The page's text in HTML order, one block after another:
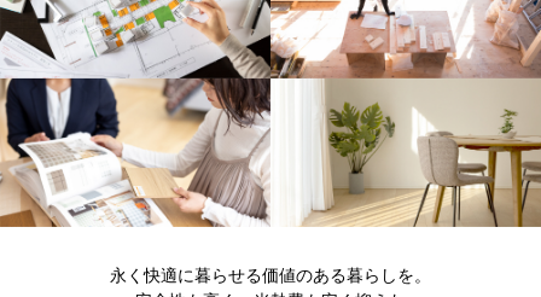
永く快適に暮らせる価値のある暮らしを。